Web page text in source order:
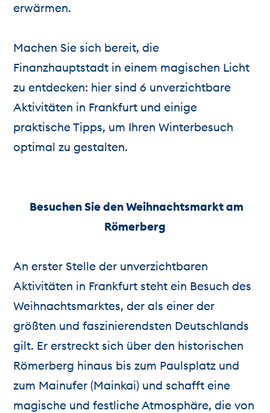
erwärmen.
Machen Sie sich bereit, die
Finanzhauptstadt in einem magischen Licht
zu entdecken: hier sind 6 unverzichtbare
Aktivitäten in Frankfurt und einige
praktische Tipps, um Ihren Winterbesuch
optimal zu gestalten.
Besuchen Sie den Weihnachtsmarkt am
Römerberg
An erster Stelle der unverzichtbaren
Aktivitäten in Frankfurt steht ein Besuch des
Weihnachtsmarktes, der als einer der
größten und faszinierendsten Deutschlands
gilt. Er erstreckt sich über den historischen
Römerberg hinaus bis zum Paulsplatz und
zum Mainufer (Mainkai) und schafft eine
magische und festliche Atmosphäre, die von